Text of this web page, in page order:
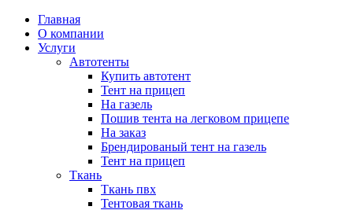
Главная
О компании
Услуги
Автотенты
Купить автотент
Тент на прицеп
На газель
Пошив тента на легковом прицепе
На заказ
Брендированый тент на газель
Тент на прицеп
Ткань
Ткань пвх
Тентовая ткань